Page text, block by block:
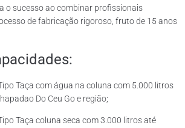
o sucesso ao combinar profissionais
de fabricação rigoroso, fruto de 15 anos
Taça com água na coluna com 5.000 litros
Do Ceu Go e região;
Taça coluna seca com 3.000 litros até